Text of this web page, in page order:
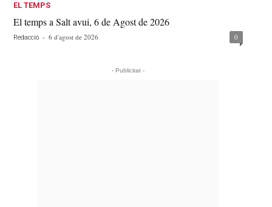
EL TEMPS
El temps a Salt avui, 6 de Agost de 2026
Redacció - 6 d'agost de 2026 0
- Publicitat -